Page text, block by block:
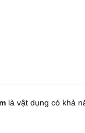
là vật dụng có khả